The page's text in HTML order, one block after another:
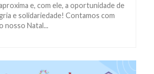
e, com ele, a oportunidade de
e solidariedade! Contamos com
nosso Natal...